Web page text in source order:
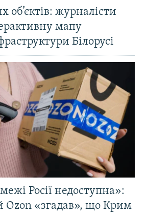
об’єктів: журналісти
мапу
Білорусі
Росії недоступна»:
Ozon «згадав», що Крим